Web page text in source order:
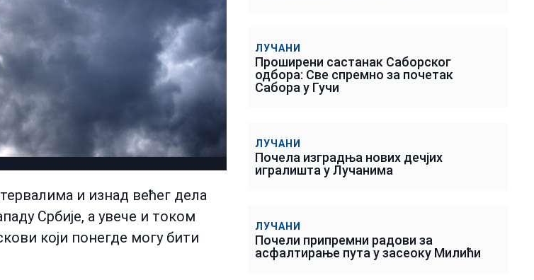
и изнад већег дела
Србије, а увече и током
који понегде могу бити
ЛУЧАНИ
Проширени састанак Саборског
одбора: Све спремно за почетак
Сабора у Гучи
ЛУЧАНИ
Почела изградња нових дечјих
игралишта у Лучанима
ЛУЧАНИ
Почели припремни радови за
асфалтирање пута у засеоку Милићи